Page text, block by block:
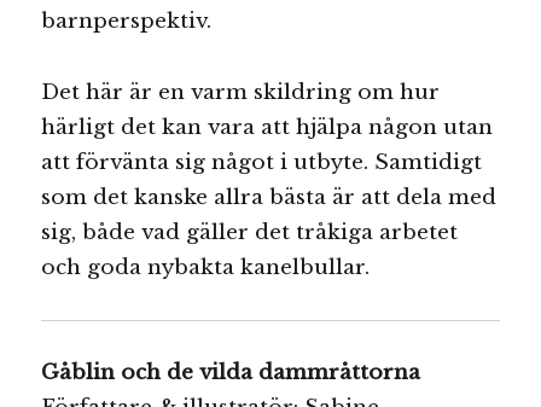
barnperspektiv.
Det här är en varm skildring om hur
härligt det kan vara att hjälpa någon utan
att förvänta sig något i utbyte. Samtidigt
som det kanske allra bästa är att dela med
sig, både vad gäller det tråkiga arbetet
och goda nybakta kanelbullar.
Gåblin och de vilda dammråttorna